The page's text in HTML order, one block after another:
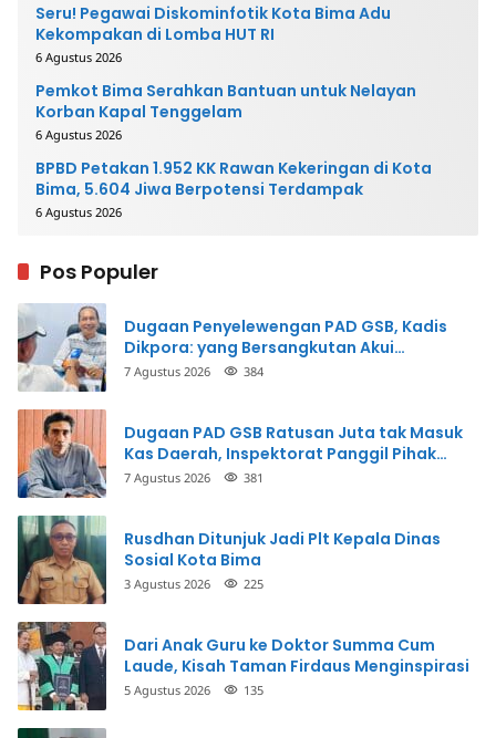
Seru! Pegawai Diskominfotik Kota Bima Adu
Kekompakan di Lomba HUT RI
6 Agustus 2026
Pemkot Bima Serahkan Bantuan untuk Nelayan
Korban Kapal Tenggelam
6 Agustus 2026
BPBD Petakan 1.952 KK Rawan Kekeringan di Kota
Bima, 5.604 Jiwa Berpotensi Terdampak
6 Agustus 2026
Pos Populer
Dugaan Penyelewengan PAD GSB, Kadis
Dikpora: yang Bersangkutan Akui
Perbuatannya dan Siap Mengembalikan
7 Agustus 2026 384
Dugaan PAD GSB Ratusan Juta tak Masuk
Kas Daerah, Inspektorat Panggil Pihak
Terkait
7 Agustus 2026 381
Rusdhan Ditunjuk Jadi Plt Kepala Dinas
Sosial Kota Bima
3 Agustus 2026 225
Dari Anak Guru ke Doktor Summa Cum
Laude, Kisah Taman Firdaus Menginspirasi
5 Agustus 2026 135